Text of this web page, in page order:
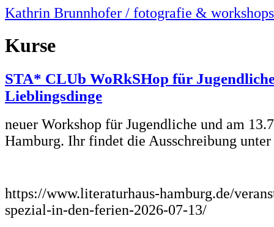
Kathrin Brunnhofer / fotografie & workshops
Kurse
STA* CLUb WoRkSHop für
Lieblingsdinge
neuer Workshop für Jugendliche und am
Hamburg. Ihr findet die Ausschreibung
https://www.literaturhaus-hamburg.de/
spezial-in-den-ferien-2026-07-13/